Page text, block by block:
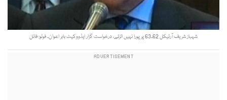
شہباز شریف آرٹیکل 62۔63 پر پورا نہیں اترتے، درخواست گزار ایڈووکیٹ بابر اعوان۔ فوٹو: فائل